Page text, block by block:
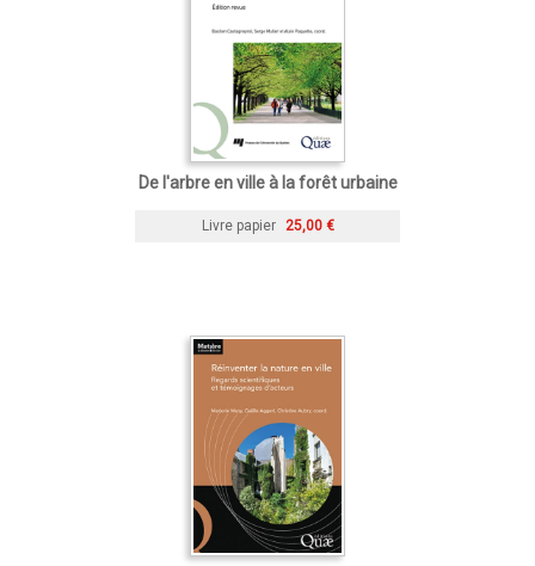
De l'arbre en ville à la forêt urbaine
Livre papier 25,00 €